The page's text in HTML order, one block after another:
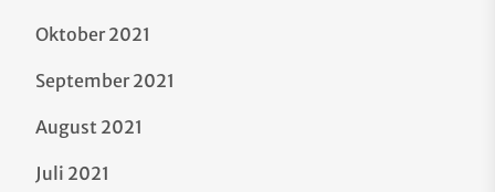
Oktober 2021
September 2021
August 2021
Juli 2021